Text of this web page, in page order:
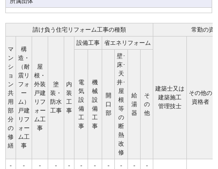
請け負う住宅リフォーム工事の種類 常勤の資
マ
ン
シ
ョ
ン
共
用
部
分
の
修
繕
構
造・
（耐
震リ
フォ
ー
ム）
戸建
リフ
ォー
ム工
事
屋
根・
外装
戸建
リフ
ォー
ム工
事
塗
装・
防水
工事
内
装
工
事
設備工事 省エネリフォーム
建築士又は
建築施工
管理技士
その他の
資格者
電
気
設
備
工
事
機
械
設
備
工
事
開
口
部
壁･
床･
天
井･
屋
根
等
の
断
熱
改
修
給
湯
器
そ
の
他
- - - - - - - - - - -